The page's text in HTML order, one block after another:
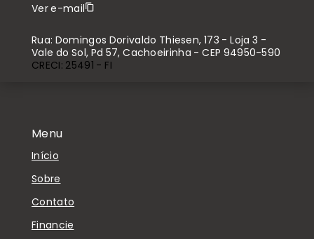
Menu
Início
Sobre
Contato
Financie
Ver e-mail
Rua: Domingos Dorivaldo Thiesen, 173 - Loja 3 -
Vale do Sol, Pd 57, Cachoeirinha - CEP 94950-590
CRECI: 25491 - FI